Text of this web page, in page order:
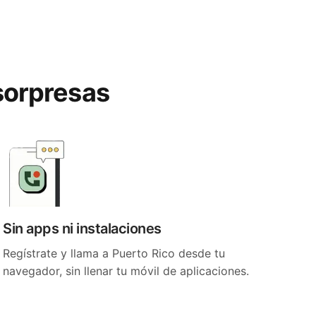
Sin apps ni instalaciones
Regístrate y llama a Puerto Rico desde tu
navegador, sin llenar tu móvil de aplicaciones.